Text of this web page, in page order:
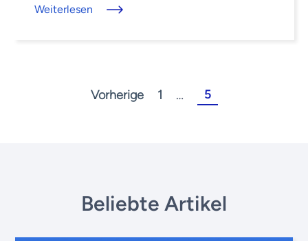
Weiterlesen
Vorherige 1 … 5
Beliebte Artikel